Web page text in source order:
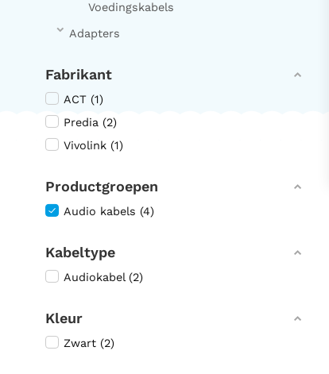
Voedingskabels
Adapters
Fabrikant
ACT (1)
Predia (2)
Vivolink (1)
Productgroepen
Audio kabels (4)
Kabeltype
Audiokabel (2)
Kleur
Zwart (2)